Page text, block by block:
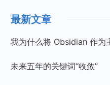
最新文章
我为什么将 Obsidian 作为
未来五年的关键词“收敛”